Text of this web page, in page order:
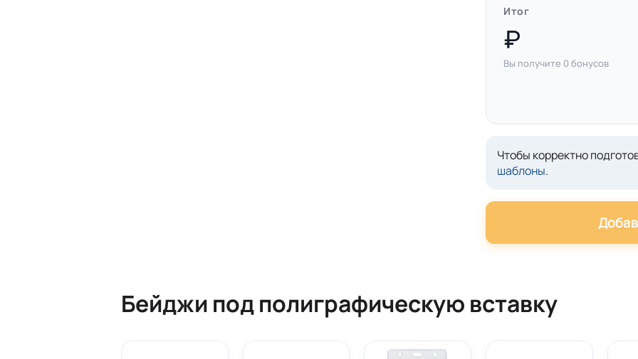
Итог
Вы получите 0 бонусов
Чтобы корректно
шаблоны.
Бейджи под полиграфическую вставку